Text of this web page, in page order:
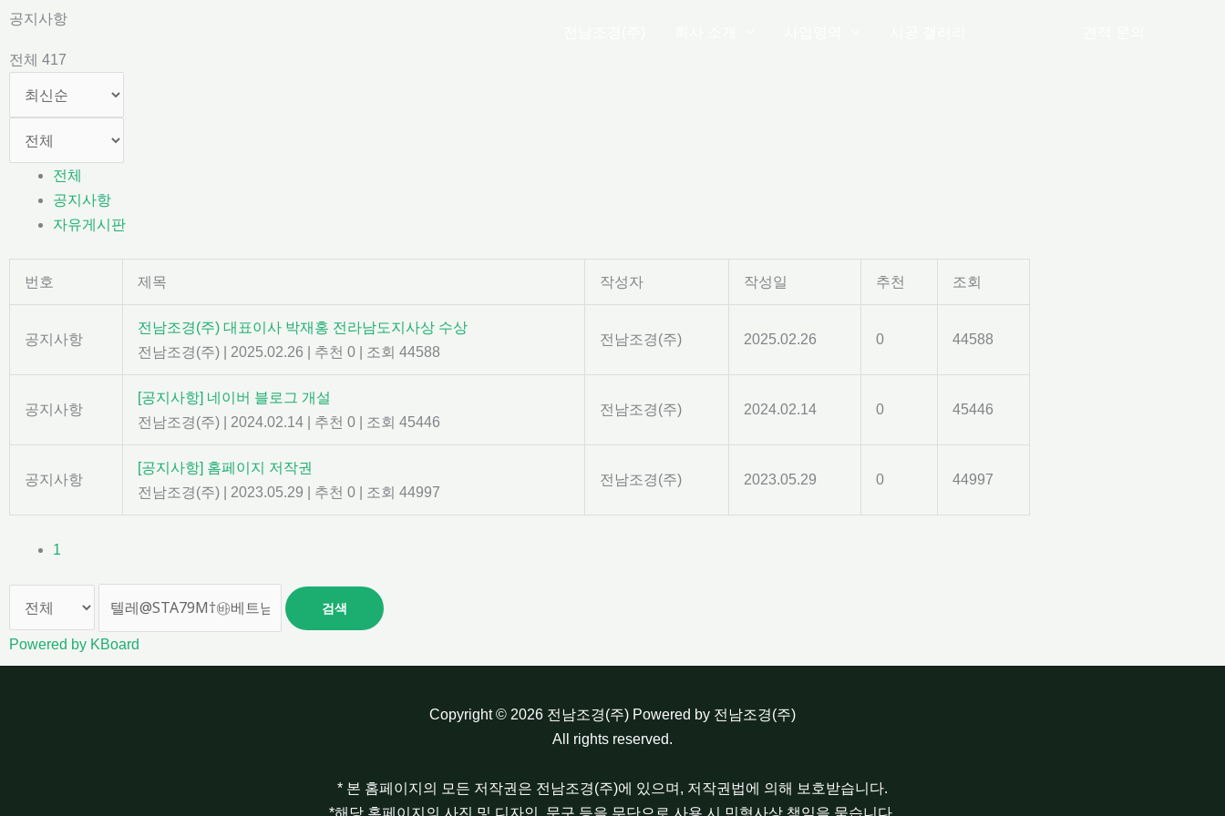
콘
츠
뛰
공지사항
전체 417
전체
공지사항
자유게시판
번호 제목 작성자 작성일 추천 조회
공지사항
전남조경(주) 대표이사 박재홍 전라남도지사상 수상
전남조경(주)
2025.02.26 추천 0 조회 44588
전남조경(주) 2025.02.26 0 44588
공지사항
[공지사항] 네이버 블로그 개설
전남조경(주)
2024.02.14 추천 0 조회 45446
전남조경(주) 2024.02.14 0 45446
공지사항
[공지사항] 홈페이지 저작권
전남조경(주)
2023.05.29 추천 0 조회 44997
전남조경(주) 2023.05.29 0 44997
1
검색
Powered by KBoard
Copyright © 2026 전남조경(주) Powered by 전남조경(주)
All rights reserved.
* 본 홈페이지의 모든 저작권은 전남조경(주)에 있으며, 저작권법에 의해 보호받습니다.
*해당 홈페이지의 사진 및 디자인, 문구 등을 무단으로 사용 시 민형사상 책임을 묻습니다.